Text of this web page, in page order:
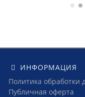
ИНФОРМАЦИЯ
Политика обработки
Публичная оферта